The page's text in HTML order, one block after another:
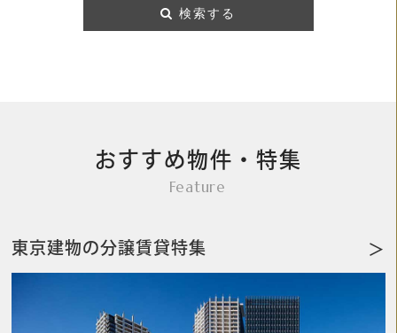
検索する
おすすめ物件・特集
Feature
東京建物の分譲賃貸特集 ＞